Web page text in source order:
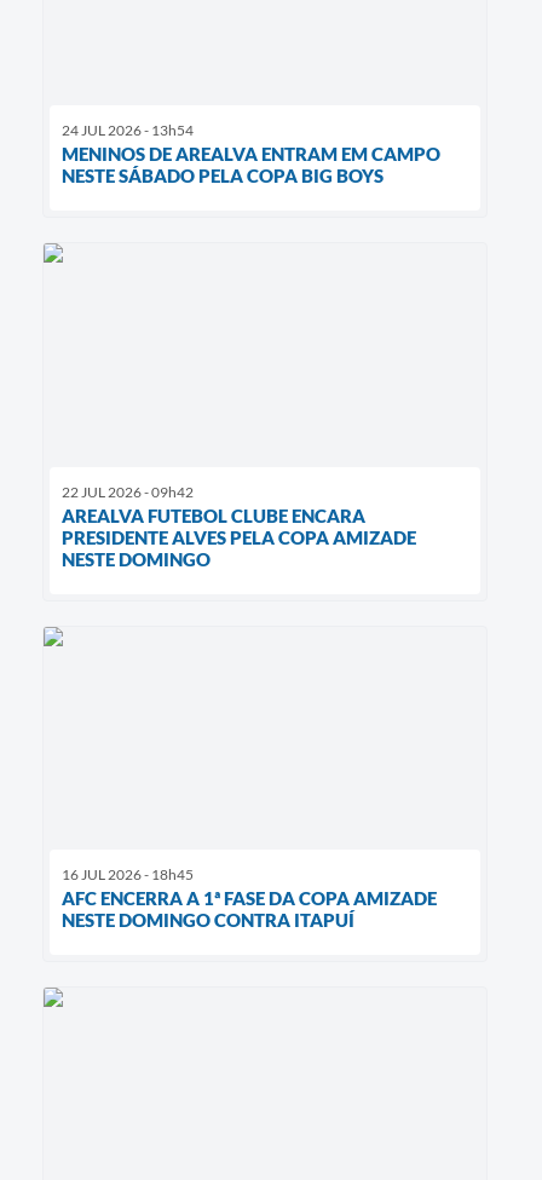
24 JUL 2026 - 13h54
MENINOS DE AREALVA ENTRAM EM CAMPO
NESTE SÁBADO PELA COPA BIG BOYS
22 JUL 2026 - 09h42
AREALVA FUTEBOL CLUBE ENCARA
PRESIDENTE ALVES PELA COPA AMIZADE
NESTE DOMINGO
16 JUL 2026 - 18h45
AFC ENCERRA A 1ª FASE DA COPA AMIZADE
NESTE DOMINGO CONTRA ITAPUÍ